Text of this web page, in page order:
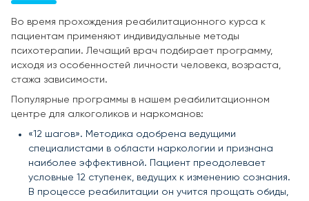
Во время прохождения реабилитационного курса к
пациентам применяют индивидуальные методы
психотерапии. Лечащий врач подбирает программу,
исходя из особенностей личности человека, возраста,
стажа зависимости.
Популярные программы в нашем реабилитационном
центре для алкоголиков и наркоманов:
«12 шагов». Методика одобрена ведущими
специалистами в области наркологии и признана
наиболее эффективной. Пациент преодолевает
условные 12 ступенек, ведущих к изменению сознания.
В процессе реабилитации он учится прощать обиды,